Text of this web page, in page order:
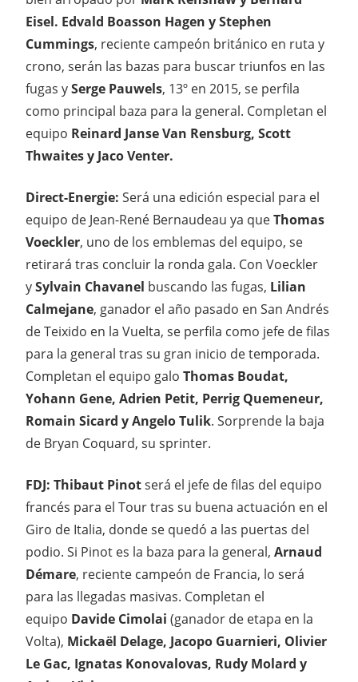
Eisel. Edvald Boasson Hagen y Stephen
Cummings, reciente campeón británico en ruta y
crono, serán las bazas para buscar triunfos en las
fugas ySerge Pauwels, 13º en 2015, se perfila
como principal baza para la general. Completan el
equipo Reinard Janse Van Rensburg, Scott
Thwaites y Jaco Venter.
Direct-Energie: Será una edición especial para el
equipo de Jean-René Bernaudeau ya queThomas
Voeckler, uno de los emblemas del equipo, se
retirará tras concluir la ronda gala. Con Voeckler
ySylvain Chavanel buscando las fugas, Lilian
Calmejane, ganador el año pasado en San Andrés
de Teixido en la Vuelta, se perfila como jefe de filas
para la general tras su gran inicio de temporada.
Completan el equipo galo Thomas Boudat,
Yohann Gene, Adrien Petit, Perrig Quemeneur,
Romain Sicard y Angelo Tulik. Sorprende la baja
de Bryan Coquard, su sprinter.
FDJ: Thibaut Pinotserá el jefe de filas del equipo
francés para el Tour tras su buena actuación en el
Giro de Italia, donde se quedó a las puertas del
podio. Si Pinot es la baza para la general, Arnaud
Démare, reciente campeón de Francia, lo será
para las llegadas masivas. Completan el
equipo Davide Cimolai (ganador de etapa en la
Volta), Mickaël Delage, Jacopo Guarnieri, Olivier
Le Gac, Ignatas Konovalovas, Rudy Molard y